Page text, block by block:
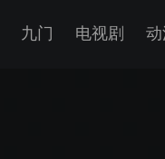
九门 电视剧 动